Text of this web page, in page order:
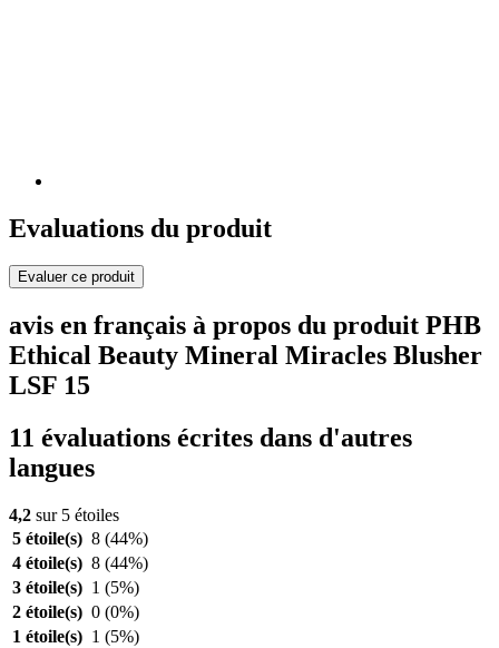
Evaluations du produit
Evaluer ce produit
avis en français à propos du produit PHB
Ethical Beauty Mineral Miracles Blusher
LSF 15
11 évaluations écrites dans d'autres
langues
4,2 sur 5 étoiles
5 étoile(s) 8 (44%)
4 étoile(s) 8 (44%)
3 étoile(s) 1 (5%)
2 étoile(s) 0 (0%)
1 étoile(s) 1 (5%)